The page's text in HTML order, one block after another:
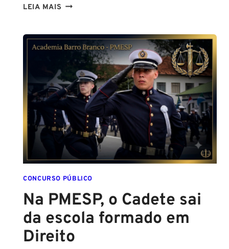
LEIA MAIS TENHO
SER
POLICIAL?
DESCUBRA
AS
NOVAS
REGRAS!
ALTURA
MÍNIMA
PARA
CONCURSO
POLICIAL:
CONCURSO PÚBLICO
Na PMESP, o Cadete sai
da escola formado em
Direito